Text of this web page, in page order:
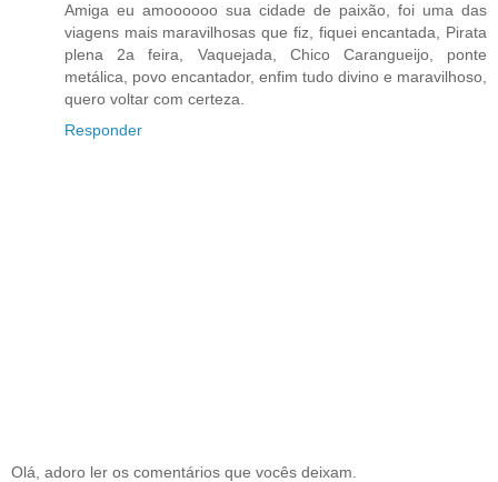
Amiga eu amoooooo sua cidade de paixão, foi uma das
viagens mais maravilhosas que fiz, fiquei encantada, Pirata
plena 2a feira, Vaquejada, Chico Carangueijo, ponte
metálica, povo encantador, enfim tudo divino e maravilhoso,
quero voltar com certeza.
Responder
Olá, adoro ler os comentários que vocês deixam.